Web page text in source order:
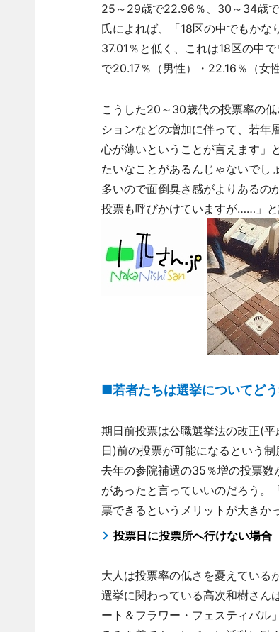
25～29歳で22.96％、30～34歳
氏によれば、「18区の中でもか
37.01％と低く、これは18区の中
で20.17％（男性）・22.16％（女
こうした20～30歳代の投票率の
ションなどの増加に伴って、若年
心が薄いということが言えます」
たいなことがあるんじゃないでし
多いので面倒臭さ感がよりあるの
投票も呼びかけていますが……」と
■若者たちは選挙についてど
期日前投票は公職選挙法の改正(
日)前の投票が可能になるという
去年の参院補選の35％増の投票数
があったと言っていいのだろう。
票できるというメリットが大きか
投票日に投票所へ行けない場合
大人は投票率の低さを憂えている
選挙に関わっている高次和樹さん
ート＆フラワー・フェスティバル